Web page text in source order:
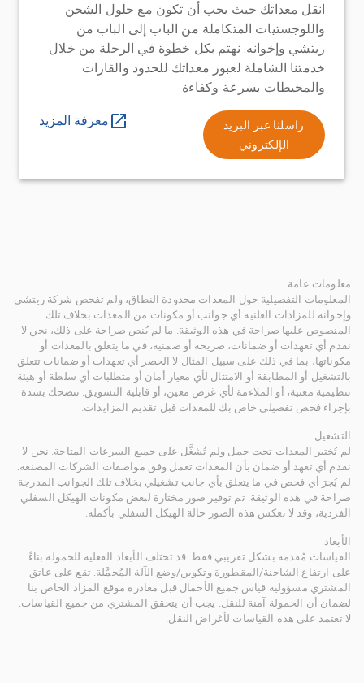
انقل معداتك حيث يجب أن تكون مع حلول الشحن
واللوجستيات المتكاملة من الباب إلى الباب من
ريتشي وإخوانه. نهتم بكل خطوة في الرحلة من خلال
خدمتنا الشاملة لعبور معداتك للحدود والقارات
والمحيطات بسرعة وكفاءة
راسلنا عبر البريد
الإلكتروني
معرفة المزيد
معلومات عامة
المعلومات التفصيلية حول المعدات محدودة النطاق، ولم تفحص شركة ريتشي
وإخوانه للمزادات العلنية أي جوانب أو مكونات من المعدات بخلاف تلك
المنصوص عليها صراحة في هذه الوثيقة. ما لم يُنص صراحة على ذلك، نحن لا
نقدم أي تعهدات أو ضمانات، صريحة أو ضمنية، في ما يتعلق بالمعدات أو
مكوناتها، بما في ذلك على سبيل المثال لا الحصر أي تعهدات أو ضمانات تتعلق
بالتشغيل أو المطابقة أو الامتثال لأي معيار أمان أو متطلبات أي سلطة أو هيئة
تنظيمية معنية، أو الملاءمة لأي غرض معين، أو قابلية التسويق. ننصحك بشدة
بإجراء فحص تفصيلي خاص بك للمعدات قبل تقديم المزايدات.
التشغيل
لم تُختبر المعدات تحت حمل ولم تُشغَّل على جميع السرعات المتاحة. نحن لا
نقدم أي تعهد أو ضمان بأن المعدات تعمل وفق مواصفات الشركات المصنعة.
لم يُجرَ أي فحص في ما يتعلق بأي جانب تشغيلي بخلاف تلك الجوانب المدرجة
صراحة في هذه الوثيقة. تم توفير صور مختارة لبعض مكونات الهيكل السفلي
الفردية، وقد لا تعكس هذه الصور حالة الهيكل السفلي بأكمله.
الأبعاد
القياسات مُقدمة بشكل تقريبي فقط. قد تختلف الأبعاد الفعلية للحمولة بناءً
على ارتفاع الشاحنة/المقطورة وتكوين/وضع الآلة المُحمَّلة. تقع على عاتق
المشتري مسؤولية قياس جميع الأحمال قبل مغادرة موقع المزاد الخاص بنا
لضمان أن الحمولة آمنة للنقل. يجب أن يتحقق المشتري من جميع القياسات.
لا تعتمد على هذه القياسات لأغراض النقل.